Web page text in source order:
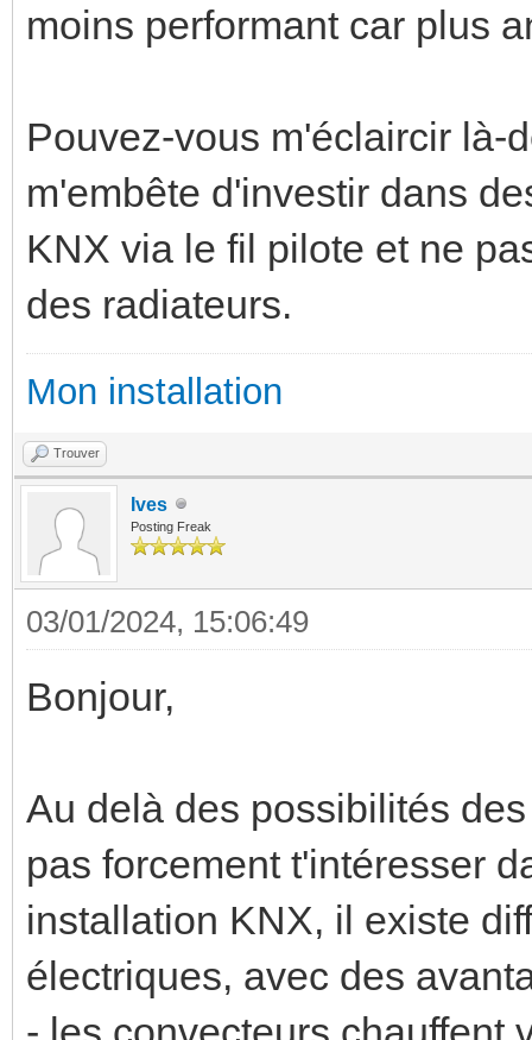
moins performant car plus
Pouvez-vous m'éclaircir là-
m'embête d'investir dans
KNX via le fil pilote et ne
des radiateurs.
Mon installation
Trouver
Ives
Posting Freak
03/01/2024, 15:06:49
Bonjour,
Au delà des possibilités
pas forcement t'intéresser
installation KNX, il existe
électriques, avec des